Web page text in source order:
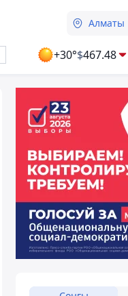
Алматы
+30°$467.48